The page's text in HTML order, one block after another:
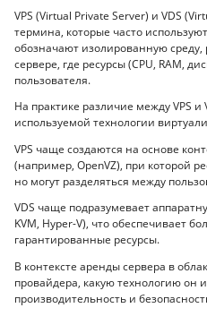
VPS (Virtual Private Server) и VDS
термина, которые часто
обозначают изолированную
сервере, где ресурсы (CPU, RAM,
пользователя.
На практике различие между VPS и
используемой технологии
VPS чаще создаются на основе
(например, OpenVZ), при которой
но могут разделяться между
VDS чаще подразумевает
KVM, Hyper-V), что обеспечивает
гарантированные ресурсы.
В контексте аренды сервера в
провайдера, какую технологию он
производительность и